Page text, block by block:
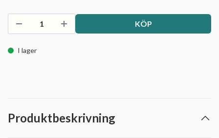
KÖP
I lager
Produktbeskrivning